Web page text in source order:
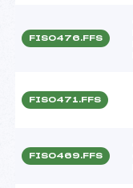
FIS0476.FFS
FIS0471.FFS
FIS0469.FFS